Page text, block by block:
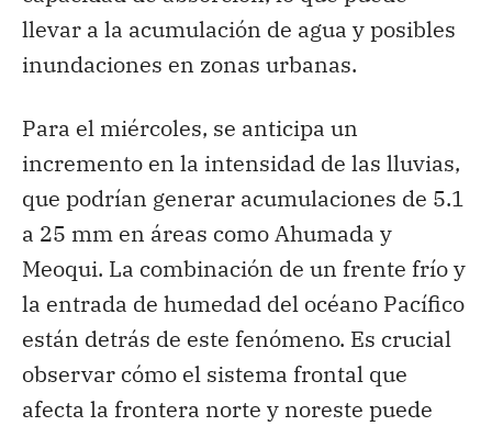
llevar a la acumulación de agua y posibles
inundaciones en zonas urbanas.
Para el miércoles, se anticipa un
incremento en la intensidad de las lluvias,
que podrían generar acumulaciones de 5.1
a 25 mm en áreas como Ahumada y
Meoqui. La combinación de un frente frío y
la entrada de humedad del océano Pacífico
están detrás de este fenómeno. Es crucial
observar cómo el sistema frontal que
afecta la frontera norte y noreste puede